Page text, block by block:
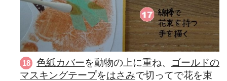
色紙カバーを動物の上に重ね、 ゴールドの
マスキングテープをはさみで切ってで花を束